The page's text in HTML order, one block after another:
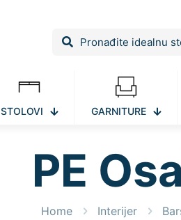
STOLOVI GARNITURE
PE
Home Interijer